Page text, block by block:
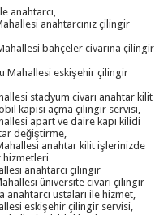
anahtarcı,
anahtarcınız çilingir
bahçeler civarına çilingir
Mahallesi eskişehir çilingir
stadyum civarı anahtar kilit
kapısı açma çilingir servisi,
apart ve daire kapı kilidi
değiştirme,
anahtar kilit işlerinizde
hizmetleri
anahtarcı çilingir
üniversite civarı çilingir
anahtarcı ustaları ile hizmet,
eskişehir çilingir servisi,